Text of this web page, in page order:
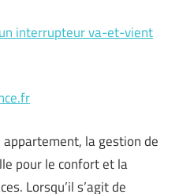
interrupteur va-et-vient
la gestion de
pour le confort et la
Lorsqu’il s’agit de